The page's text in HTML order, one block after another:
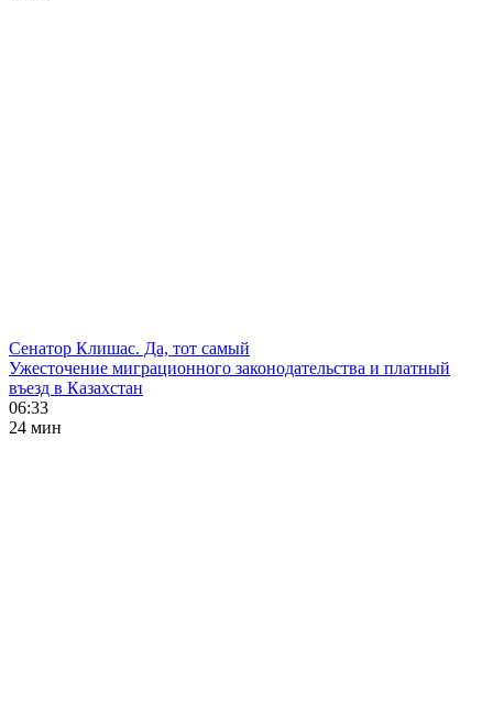
Сенатор Клишас. Да, тот самый
Ужесточение миграционного законодательства и платный
въезд в Казахстан
06:33
24 мин